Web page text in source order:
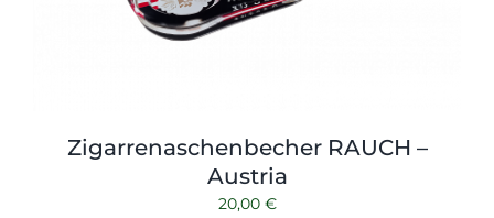
Zigarrenaschenbecher RAUCH –
Austria
20,00 €